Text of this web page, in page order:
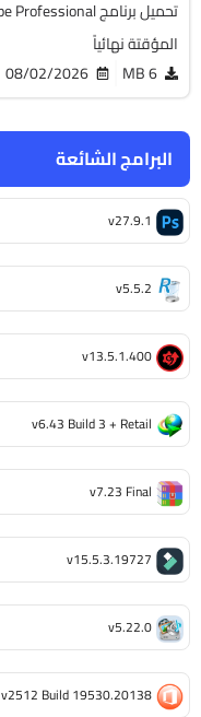
البرامج الشائعة
v27.9.1
v5.5.2
v13.5.1.400
v6.43 Build 3 + Retail
v7.23 Final
v15.5.3.19727
v5.22.0
v2512 Build 19530.20138
المؤقتة نهائياً
6 MB
08/02/2026